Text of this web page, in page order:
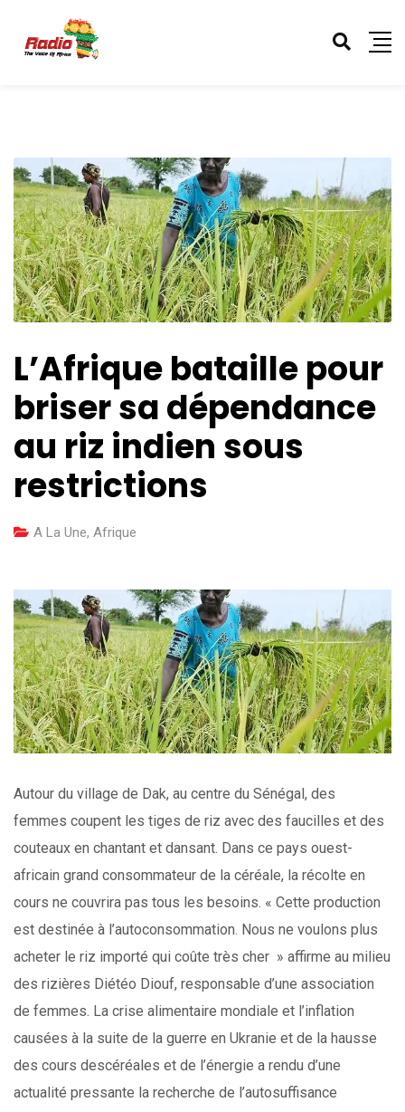
L’Afrique bataille pour
briser sa dépendance
au riz indien sous
restrictions
A La Une, Afrique
Autour du village de Dak, au centre du Sénégal, des
femmes coupent les tiges de riz avec des faucilles et des
couteaux en chantant et dansant. Dans ce pays ouest-
africain grand consommateur de la céréale, la récolte en
cours ne couvrira pas tous les besoins. « Cette production
est destinée à l’autoconsommation. Nous ne voulons plus
acheter le riz importé qui coûte très cher » affirme au milieu
des rizières Diétéo Diouf, responsable d’une association
de femmes. La crise alimentaire mondiale et l’inflation
causées à la suite de la guerre en Ukranie et de la hausse
des cours descéréales et de l’énergie a rendu d’une
actualité pressante la recherche de l’autosuffisance